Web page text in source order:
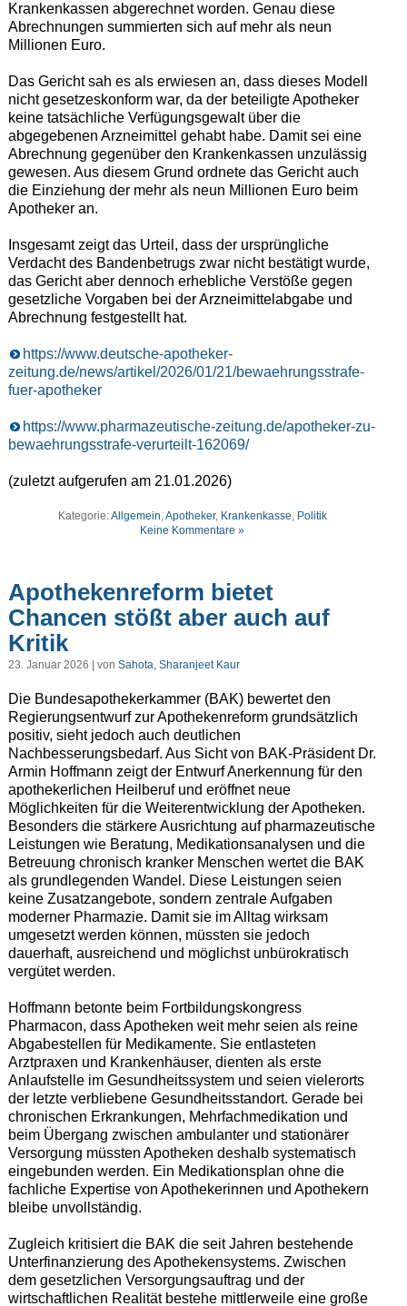
Krankenkassen abgerechnet worden. Genau diese
Abrechnungen summierten sich auf mehr als neun
Millionen Euro.
Das Gericht sah es als erwiesen an, dass dieses Modell
nicht gesetzeskonform war, da der beteiligte Apotheker
keine tatsächliche Verfügungsgewalt über die
abgegebenen Arzneimittel gehabt habe. Damit sei eine
Abrechnung gegenüber den Krankenkassen unzulässig
gewesen. Aus diesem Grund ordnete das Gericht auch
die Einziehung der mehr als neun Millionen Euro beim
Apotheker an.
Insgesamt zeigt das Urteil, dass der ursprüngliche
Verdacht des Bandenbetrugs zwar nicht bestätigt wurde,
das Gericht aber dennoch erhebliche Verstöße gegen
gesetzliche Vorgaben bei der Arzneimittelabgabe und
Abrechnung festgestellt hat.
https://www.deutsche-apotheker-
zeitung.de/news/artikel/2026/01/21/bewaehrungsstrafe-
fuer-apotheker
https://www.pharmazeutische-zeitung.de/apotheker-zu-
bewaehrungsstrafe-verurteilt-162069/
(zuletzt aufgerufen am 21.01.2026)
Kategorie:Allgemein,Apotheker, Krankenkasse, Politik
Keine Kommentare »
Apothekenreform bietet
Chancen stößt aber auch auf
Kritik
23. Januar 2026 | von Sahota, Sharanjeet Kaur
Die Bundesapothekerkammer (BAK) bewertet den
Regierungsentwurf zur Apothekenreform grundsätzlich
positiv, sieht jedoch auch deutlichen
Nachbesserungsbedarf. Aus Sicht von BAK-Präsident Dr.
Armin Hoffmann zeigt der Entwurf Anerkennung für den
apothekerlichen Heilberuf und eröffnet neue
Möglichkeiten für die Weiterentwicklung der Apotheken.
Besonders die stärkere Ausrichtung auf pharmazeutische
Leistungen wie Beratung, Medikationsanalysen und die
Betreuung chronisch kranker Menschen wertet die BAK
als grundlegenden Wandel. Diese Leistungen seien
keine Zusatzangebote, sondern zentrale Aufgaben
moderner Pharmazie. Damit sie im Alltag wirksam
umgesetzt werden können, müssten sie jedoch
dauerhaft, ausreichend und möglichst unbürokratisch
vergütet werden.
Hoffmann betonte beim Fortbildungskongress
Pharmacon, dass Apotheken weit mehr seien als reine
Abgabestellen für Medikamente. Sie entlasteten
Arztpraxen und Krankenhäuser, dienten als erste
Anlaufstelle im Gesundheitssystem und seien vielerorts
der letzte verbliebene Gesundheitsstandort. Gerade bei
chronischen Erkrankungen, Mehrfachmedikation und
beim Übergang zwischen ambulanter und stationärer
Versorgung müssten Apotheken deshalb systematisch
eingebunden werden. Ein Medikationsplan ohne die
fachliche Expertise von Apothekerinnen und Apothekern
bleibe unvollständig.
Zugleich kritisiert die BAK die seit Jahren bestehende
Unterfinanzierung des Apothekensystems. Zwischen
dem gesetzlichen Versorgungsauftrag und der
wirtschaftlichen Realität bestehe mittlerweile eine große